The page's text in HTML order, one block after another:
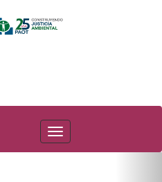
PAOT